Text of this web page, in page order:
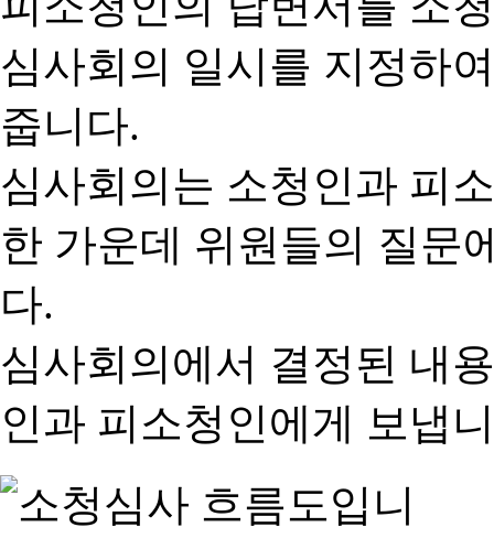
심사회의 일시를 지정하
줍니다.
심사회의는 소청인과 피
한 가운데 위원들의 질문
다.
심사회의에서 결정된 내
인과 피소청인에게 보냅